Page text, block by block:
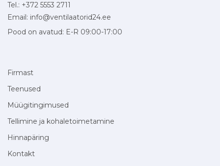
Tel.: +372 5553 2711
Email: info@ventilaatorid24.ee
Pood on avatud: E-R 09:00-17:00
Firmast
Teenused
Müügitingimused
Tellimine ja kohaletoimetamine
Hinnapäring
Kontakt